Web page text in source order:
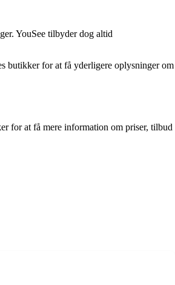
YouSee tilbyder dog altid
butikker for at få yderligere oplysninger om
for at få mere information om priser, tilbud